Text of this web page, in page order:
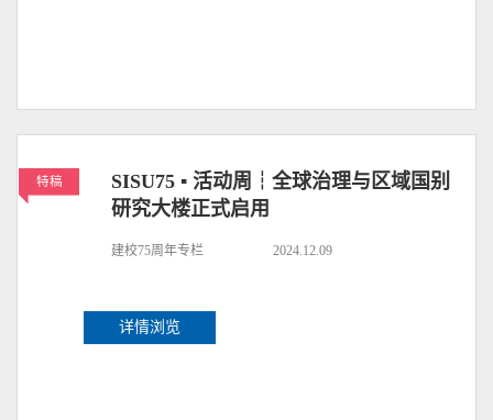
特稿
SISU75 ▪ 活动周┆全球治理与区域国别
研究大楼正式启用
建校75周年专栏 2024.12.09
详情浏览